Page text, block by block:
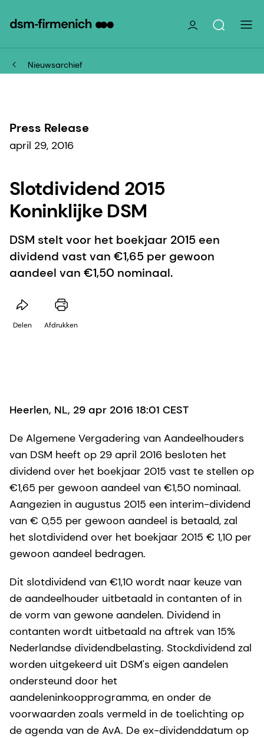
Nieuwsarchief
Press Release
april 29, 2016
Slotdividend 2015
Koninklijke DSM
DSM stelt voor het boekjaar 2015 een
dividend vast van €1,65 per gewoon
aandeel van €1,50 nominaal.
Delen Afdrukken
Heerlen, NL, 29 apr 2016 18:01 CEST
De Algemene Vergadering van Aandeelhouders
van DSM heeft op 29 april 2016 besloten het
dividend over het boekjaar 2015 vast te stellen op
€1,65 per gewoon aandeel van €1,50 nominaal.
Aangezien in augustus 2015 een interim-dividend
van € 0,55 per gewoon aandeel is betaald, zal
het slotdividend over het boekjaar 2015 € 1,10 per
gewoon aandeel bedragen.
Dit slotdividend van €1,10 wordt naar keuze van
de aandeelhouder uitbetaald in contanten of in
de vorm van gewone aandelen. Dividend in
contanten wordt uitbetaald na aftrek van 15%
Nederlandse dividendbelasting. Stockdividend zal
worden uitgekeerd uit DSM's eigen aandelen
ondersteund door het
aandeleninkoopprogramma, en onder de
voorwaarden zoals vermeld in de toelichting op
de agenda van de AvA. De ex-dividenddatum op